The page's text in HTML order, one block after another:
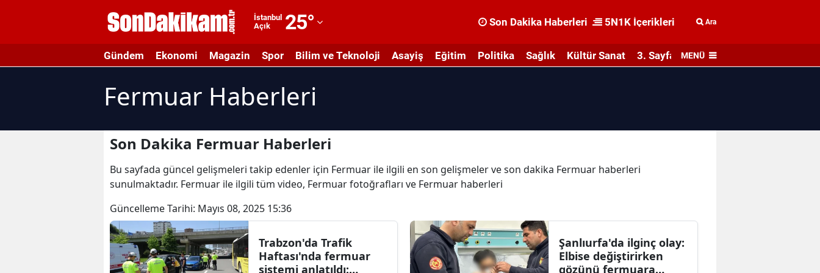
İstanbul
Açık
25°
Adıyaman
Afyonkarahisar
Amasya
Antalya
Artvin
Aydın
Balıkesir
Son Dakika Haberleri 5N1K İçerikleri Ara
Gündem Ekonomi Magazin Spor Bilim ve Teknoloji Asayiş Eğitim Politika Sağlık Kültür Sanat 3. Sayfa MENÜ
Fermuar Haberleri
Son Dakika Fermuar Haberleri
Bu sayfada güncel gelişmeleri takip edenler için Fermuar ile ilgili en son gelişmeler ve son dakika Fermuar haberleri
sunulmaktadır. Fermuar ile ilgili tüm video, Fermuar fotoğrafları ve Fermuar haberleri
Güncelleme Tarihi: Mayıs 08, 2025 15:36
Trabzon'da Trafik
Haftası'nda fermuar
sistemi anlatıldı:
Şanlıurfa'da ilginç olay:
Elbise değiştirirken
gözünü fermuara